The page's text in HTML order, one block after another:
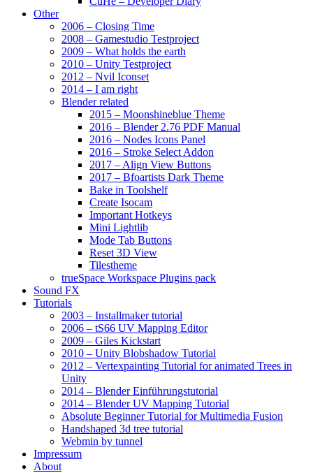
Other
2006 – Closing Time
2008 – Gamestudio Testproject
2009 – What holds the earth
2010 – Unity Testproject
2012 – Nvil Iconset
2014 – I am right
Blender related
2015 – Moonshineblue Theme
2016 – Blender 2.76 PDF Manual
2016 – Nodes Icons Panel
2016 – Stroke Select Addon
2017 – Align View Buttons
2017 – Bfoartists Dark Theme
Bake in Toolshelf
Create Isocam
Important Hotkeys
Mini Lightlib
Mode Tab Buttons
Reset 3D View
Tilestheme
trueSpace Workspace Plugins pack
Sound FX
Tutorials
2003 – Installmaker tutorial
2006 – tS66 UV Mapping Editor
2009 – Giles Kickstart
2010 – Unity Blobshadow Tutorial
2012 – Vertexpainting Tutorial for animated Trees in
Unity
2014 – Blender Einführungstutorial
2014 – Blender UV Mapping Tutorial
Absolute Beginner Tutorial for Multimedia Fusion
Handshaped 3d tree tutorial
Webmin by tunnel
Impressum
About